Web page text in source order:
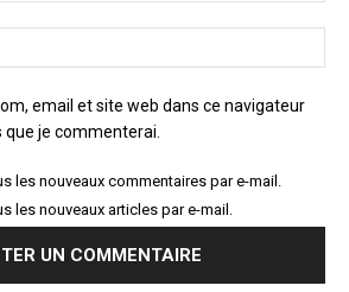
email et site web dans ce navigateur
je commenterai.
les nouveaux commentaires par e-mail.
les nouveaux articles par e-mail.